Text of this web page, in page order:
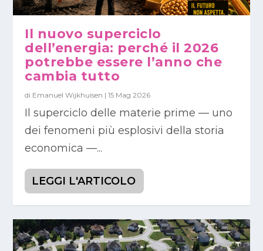
Il nuovo superciclo
dell’energia: perché il 2026
potrebbe essere l’anno che
cambia tutto
di Emanuel Wijkhuisen |15 Mag 2026
Il superciclo delle materie prime — uno
dei fenomeni più esplosivi della storia
economica —...
LEGGI L'ARTICOLO